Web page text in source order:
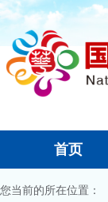
首页
您当前的所在位置：